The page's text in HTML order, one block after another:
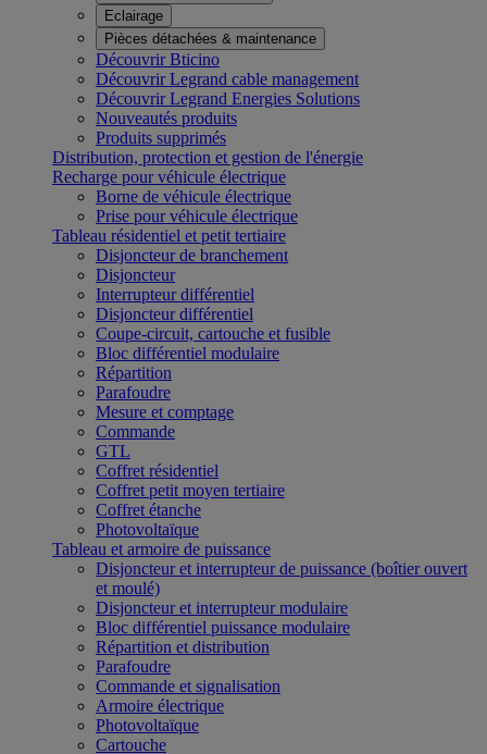
Eclairage
Pièces détachées & maintenance
Découvrir Bticino
Découvrir Legrand cable management
Découvrir Legrand Energies Solutions
Nouveautés produits
Produits supprimés
Distribution, protection et gestion de l'énergie
Recharge pour véhicule électrique
Borne de véhicule électrique
Prise pour véhicule électrique
Tableau résidentiel et petit tertiaire
Disjoncteur de branchement
Disjoncteur
Interrupteur différentiel
Disjoncteur différentiel
Coupe-circuit, cartouche et fusible
Bloc différentiel modulaire
Répartition
Parafoudre
Mesure et comptage
Commande
GTL
Coffret résidentiel
Coffret petit moyen tertiaire
Coffret étanche
Photovoltaïque
Tableau et armoire de puissance
Disjoncteur et interrupteur de puissance (boîtier ouvert
et moulé)
Disjoncteur et interrupteur modulaire
Bloc différentiel puissance modulaire
Répartition et distribution
Parafoudre
Commande et signalisation
Armoire électrique
Photovoltaïque
Cartouche